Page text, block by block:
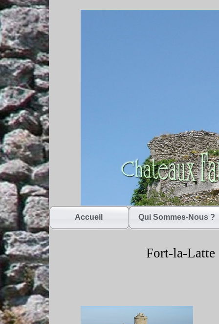
Accueil Qui Sommes-Nous ?
Fort-la-Latte